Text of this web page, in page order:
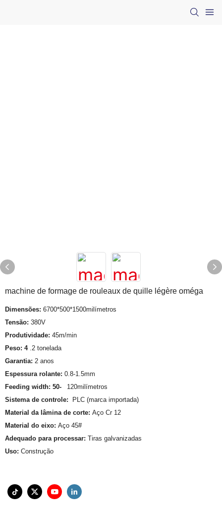
machine de formage de rouleaux de quille légère oméga
Dimensões: 6700*500*1500milímetros
Tensão: 380V
Produtividade: 45m/min
Peso: 4 .2 tonelada
Garantia: 2 anos
Espessura rolante: 0.8-1.5mm
Feeding width: 50-
120milímetros
Sistema de controle:
PLC (marca importada)
Material da lâmina de corte: Aço Cr 12
Material do eixo: Aço 45#
Adequado para processar: Tiras galvanizadas
Uso: Construção